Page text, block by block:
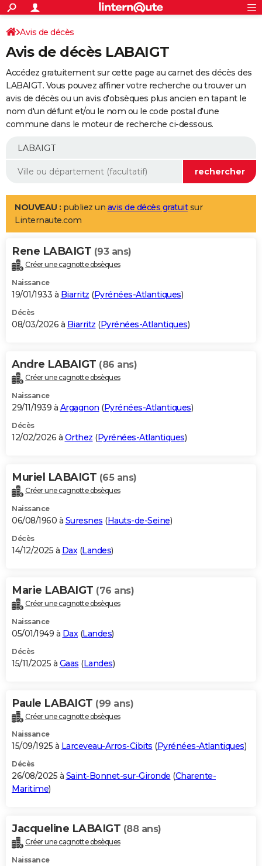
ACTUALITÉS
Politique
Société
Faits Divers
Education
Monde
Villes
+
SPORT
Coupe du monde 2026
Football
Tennis
Cyclisme
Rugby
Forum
Programme TV
TNTStreaming
Cinéma
Sorties cinéma
Musique
+
FINANCE
Retraite
Epargne
Immobilier
Risques naturels par ville
Banque
Assurance
AUTO
Essais
Réserver un essai
Citadines
Berlines
SUV
Forum auto
+
Mobiles
Meilleur smartphone
Internet
Ordinateurs
Jeux vidéo
Guide high-tech
Aménagement intérieur
LIFESTYLE
Art de vivre
Bien-être
Loisirs
Mode
Modes de vie
Alimentation
Guide de la santé
Maladies
Médicaments
Sommeil
VOYAGE
Destinations
City break
Voyage nature
Voyage de noces
Forum
Climat
+PHOTO
GUIDES D'ACHAT
BONS PLANS
Carte de Noël
Carte Bonne année
Carte Saint-Valentin
Carte Pâques
Carte d'anniversaire
DICTIONNAIRE
Dictionnaire
Biographies
Citations
Expressions
Proverbes
PROGRAMME TV
S'inscrire
Se connecter
Lycées
Collèges
Primaires
Universités
Entreprises
Service militaire
Avis de recherche
AVIS DE DÉCÈS
Bricolage
Lifestyle
Culture
Sport
Auto
Television
Voyage
Cinema
Avis de décès
Avis de décès LABAIGT
Accédez gratuitement sur cette page au carnet des décès des
LABAIGT. Vous pouvez affiner votre recherche ou trouver un
avis de décès ou un avis d'obsèques plus ancien en tapant le
nom d'un défunt et/ou le nom ou le code postal d'une
commune dans le moteur de recherche ci-dessous.
NOUVEAU : publiez un avis de décès gratuitsur
Linternaute.com
Rene LABAIGT (93 ans)
Créer une cagnotte obsèques
Naissance
19/01/1933 à Biarritz (Pyrénées-Atlantiques)
Décès
08/03/2026 à Biarritz (Pyrénées-Atlantiques)
Andre LABAIGT (86 ans)
Créer une cagnotte obsèques
Naissance
29/11/1939 à Argagnon (Pyrénées-Atlantiques)
Décès
12/02/2026 à Orthez (Pyrénées-Atlantiques)
Muriel LABAIGT (65 ans)
Créer une cagnotte obsèques
Naissance
06/08/1960 à Suresnes (Hauts-de-Seine)
Décès
14/12/2025 à Dax(Landes)
Marie LABAIGT (76 ans)
Créer une cagnotte obsèques
Naissance
05/01/1949 à Dax (Landes)
Décès
15/11/2025 à Gaas (Landes)
Paule LABAIGT (99 ans)
Créer une cagnotte obsèques
Naissance
15/09/1925 à Larceveau-Arros-Cibits (Pyrénées-Atlantiques)
Décès
26/08/2025 à Saint-Bonnet-sur-Gironde (Charente-
Maritime)
Jacqueline LABAIGT (88 ans)
Créer une cagnotte obsèques
Naissance